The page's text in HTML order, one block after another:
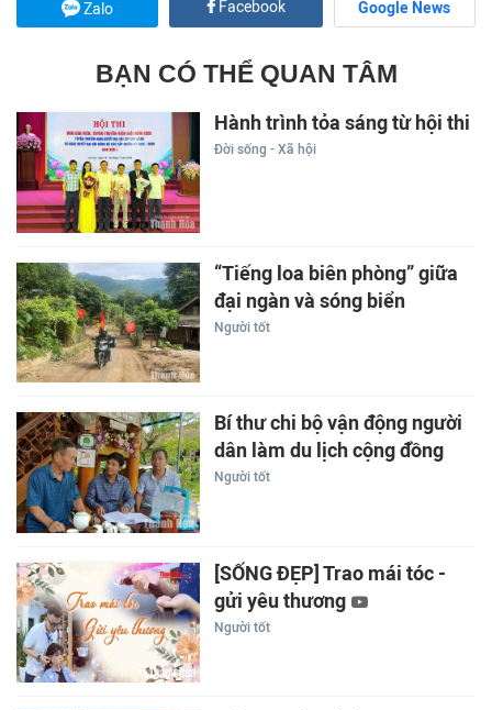
Zalo Facebook Google News
BẠN CÓ THỂ QUAN TÂM
Hành trình tỏa sáng từ hội thi
Đời sống - Xã hội
“Tiếng loa biên phòng” giữa
đại ngàn và sóng biển
Người tốt
Bí thư chi bộ vận động người
dân làm du lịch cộng đồng
Người tốt
[SỐNG ĐẸP] Trao mái tóc -
gửi yêu thương
Người tốt